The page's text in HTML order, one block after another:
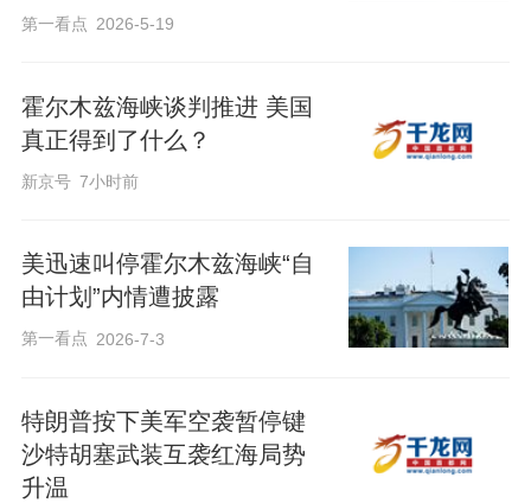
第一看点 2026-5-19
霍尔木兹海峡谈判推进 美国
真正得到了什么？
新京号 7小时前
美迅速叫停霍尔木兹海峡“自
由计划”内情遭披露
第一看点 2026-7-3
特朗普按下美军空袭暂停键
沙特胡塞武装互袭红海局势
升温